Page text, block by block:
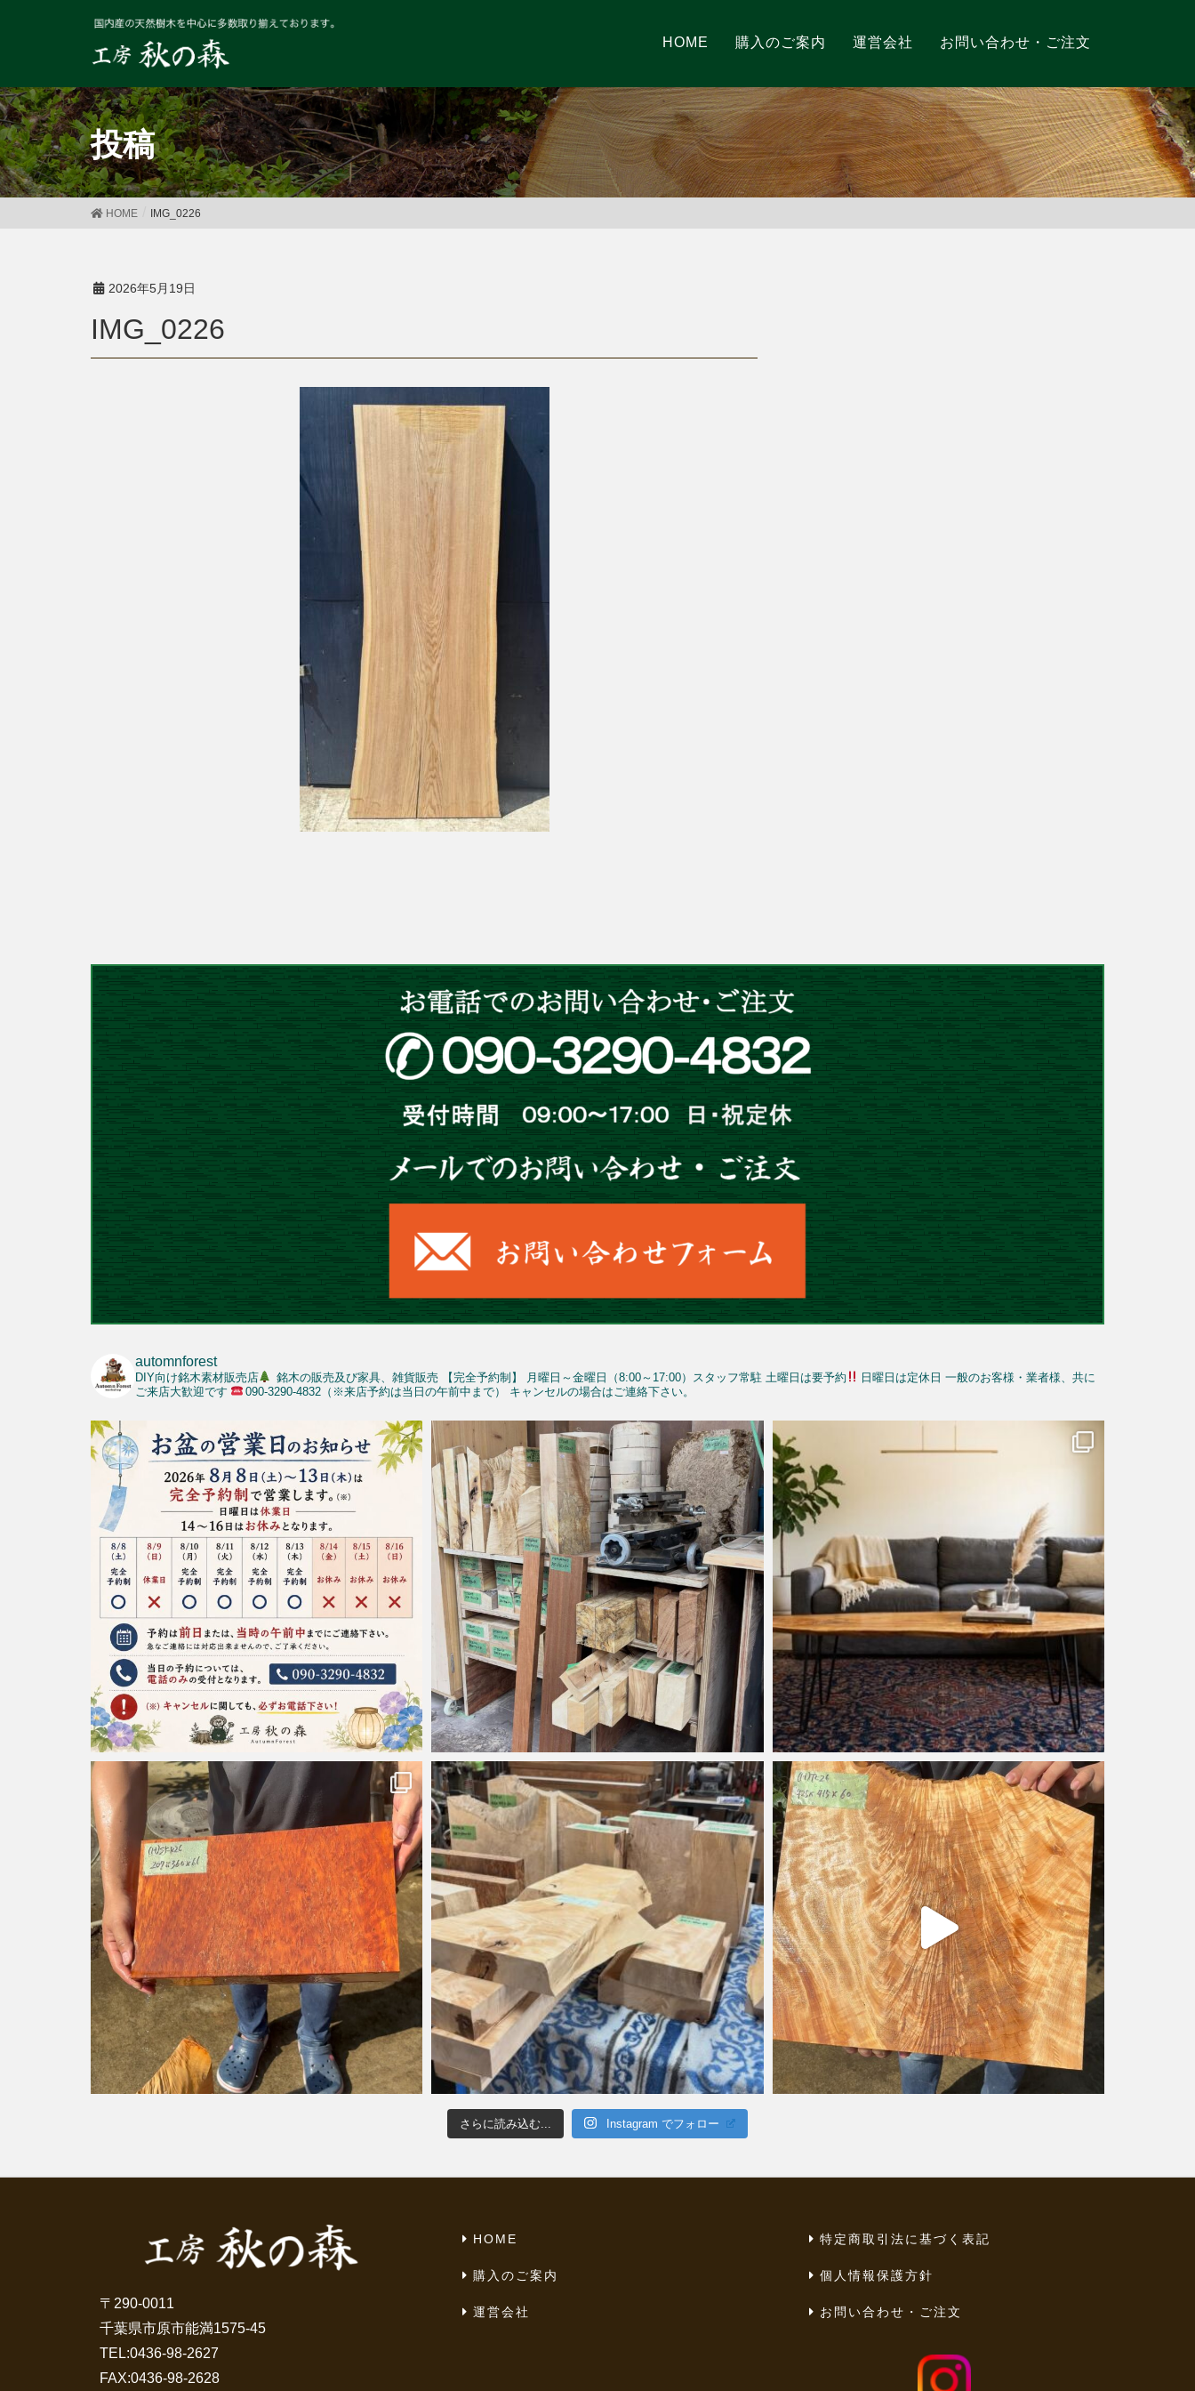
HOME 購入のご案内 運営会社 お問い合わせ・ご注文
投稿
HOME IMG_0226
2026年5月19日
IMG_0226
automnforest
DIY向け銘木素材販売店 銘木の販売及び家具、雑貨販売 【完全予約制】 月曜日～金曜日（8:00～17:00）スタッフ常駐 土曜日は要予約 日曜日は定休日 一般のお客様・業者様、共に
ご来店大歓迎です
090-3290-4832（※来店予約は当日の午前中まで） キャンセルの場合はご連絡下さい。
さらに読み込む... Instagram でフォロー
〒290-0011
千葉県市原市能満1575-45
TEL:0436-98-2627
FAX:0436-98-2628
HOME
購入のご案内
運営会社
特定商取引法に基づく表記
個人情報保護方針
お問い合わせ・ご注文